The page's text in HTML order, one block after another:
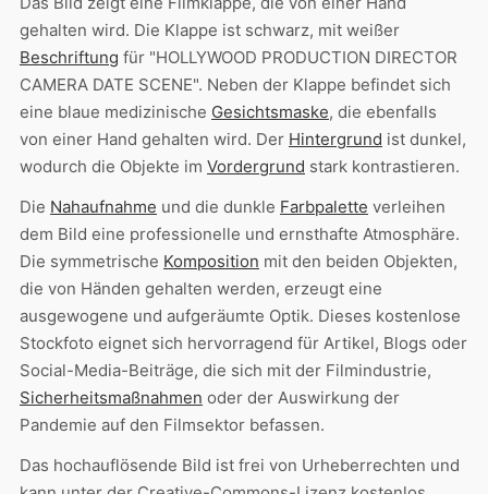
gehalten wird. Die Klappe ist schwarz, mit weißer
Beschriftung für "HOLLYWOOD PRODUCTION DIRECTOR
CAMERA DATE SCENE". Neben der Klappe befindet sich
eine blaue medizinische Gesichtsmaske, die ebenfalls
von einer Hand gehalten wird. Der Hintergrund ist dunkel,
wodurch die Objekte im Vordergrund stark kontrastieren.
Die Nahaufnahme und die dunkle Farbpalette verleihen
dem Bild eine professionelle und ernsthafte Atmosphäre.
Die symmetrische Komposition mit den beiden Objekten,
die von Händen gehalten werden, erzeugt eine
ausgewogene und aufgeräumte Optik. Dieses kostenlose
Stockfoto eignet sich hervorragend für Artikel, Blogs oder
Social-Media-Beiträge, die sich mit der Filmindustrie,
Sicherheitsmaßnahmen oder der Auswirkung der
Pandemie auf den Filmsektor befassen.
Das hochauflösende Bild ist frei von Urheberrechten und